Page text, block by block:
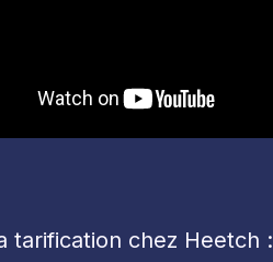
tarification chez Heetch :